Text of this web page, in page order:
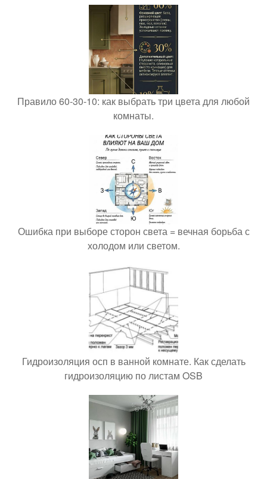
Правило 60-30-10: как выбрать три цвета для любой
комнаты.
Ошибка при выборе сторон света = вечная борьба с
холодом или светом.
Гидроизоляция осп в ванной комнате. Как сделать
гидроизоляцию по листам OSB